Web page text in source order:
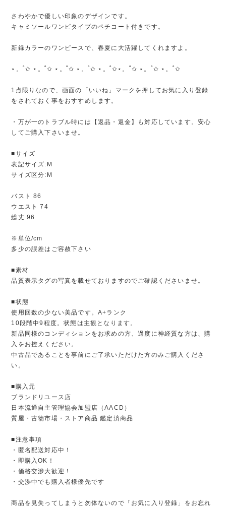
さわやかで優しい印象のデザインです。
キャミソールワンピタイプのペチコート付きです。
新録カラーのワンピースで、春夏に大活躍してくれますよ。
⋆。˚✩ ⋆。˚✩ ⋆。˚✩ ⋆。˚✩ ⋆。˚✩⋆。˚✩ ⋆。˚✩ ⋆。˚✩
1点限りなので、画面の「いいね」マークを押してお気に入り登録
をされておく事をおすすめします。
・万が一のトラブル時には【返品・返金】も対応しています。安心
してご購入下さいませ。
■サイズ
表記サイズ:M
サイズ区分:M
バスト 86
ウエスト 74
総丈 96
※単位/cm
多少の誤差はご容赦下さい
■素材
品質表示タグの写真を載せておりますのでご確認くださいませ。
■状態
使用回数の少ない美品です。A+ランク
10段階中9程度。状態は主観となります。
新品同様のコンディションをお求めの方、過度に神経質な方は、購
入をお控えください。
中古品であることを事前にご了承いただけた方のみご購入くださ
い。
■購入元
ブランドリユース店
日本流通自主管理協会加盟店（AACD）
質屋・古物市場・ストア商品 鑑定済商品
■注意事項
・匿名配送対応中！
・即購入OK！
・価格交渉大歓迎！
・交渉中でも購入者様優先です
商品を見失ってしまうと勿体ないので「お気に入り登録」をお忘れ